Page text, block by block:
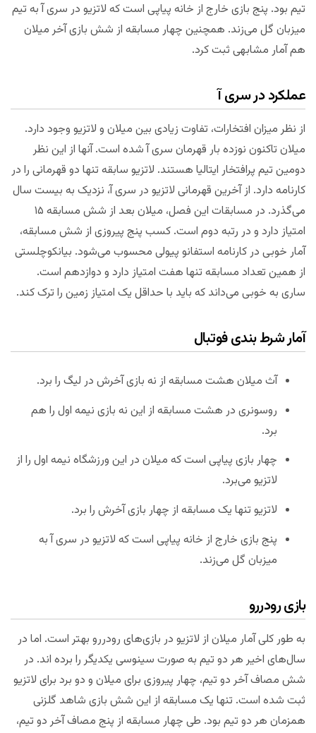
تیم بود. پنج بازی خارج از خانه پیاپی است که لاتزیو در سری آ به تیم
میزبان گل می‌زند. همچنین چهار مسابقه از شش بازی آخر میلان
هم آمار مشابهی ثبت کرد.
عملکرد در سری آ
از نظر میزان افتخارات، تفاوت زیادی بین میلان و لاتزیو وجود دارد.
میلان تاکنون نوزده بار قهرمان سری آ شده است. آنها از این نظر
دومین تیم پرافتخار ایتالیا هستند. لاتزیو سابقه تنها دو قهرمانی را در
کارنامه دارد. از آخرین قهرمانی لاتزیو در سری آ، نزدیک به بیست سال
می‌گذرد. در مسابقات این فصل، میلان بعد از شش مسابقه ۱۵
امتیاز دارد و در رتبه دوم است. کسب پنج پیروزی از شش مسابقه،
آمار خوبی در کارنامه استفانو پیولی محسوب می‌شود. بیانکوچلستی
از همین تعداد مسابقه تنها هفت امتیاز دارد و دوازدهم است.
ساری به خوبی می‌داند که باید با حداقل یک امتیاز زمین را ترک کند.
آمار شرط بندی فوتبال
آث میلان هشت مسابقه از نه بازی آخرش در لیگ را برد.
روسونری در هشت مسابقه از این نه بازی نیمه اول را هم
برد.
چهار بازی پیاپی است که میلان در این ورزشگاه نیمه اول را از
لاتزیو می‌برد.
لاتزیو تنها یک مسابقه از چهار بازی آخرش را برد.
پنج بازی خارج از خانه پیاپی است که لاتزیو در سری آ به
میزبان گل می‌زند.
بازی رودررو
به طور کلی آمار میلان از لاتزیو در بازی‌های رودررو بهتر است. اما در
سال‌های اخیر هر دو تیم به صورت سینوسی یکدیگر را برده اند. در
شش مصاف آخر دو تیم، چهار پیروزی برای میلان و دو برد برای لاتزیو
ثبت شده است. تنها یک مسابقه از این شش بازی شاهد گلزنی
همزمان هر دو تیم بود. طی چهار مسابقه از پنج مصاف آخر دو تیم،